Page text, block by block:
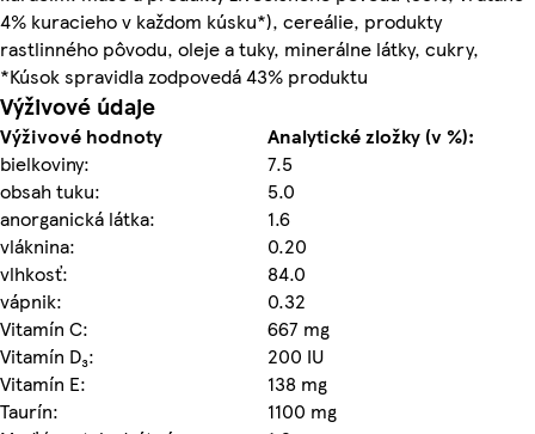
4% kuracieho v každom kúsku*), cereálie, produkty
rastlinného pôvodu, oleje a tuky, minerálne látky, cukry,
*Kúsok spravidla zodpovedá 43% produktu
Výživové údaje
Výživové hodnoty
Analytické zložky (v %):
bielkoviny:
7.5
obsah tuku:
5.0
anorganická látka:
1.6
vláknina:
0.20
vlhkosť:
84.0
vápnik:
0.32
Vitamín C:
667 mg
Vitamín D₃:
200 IU
Vitamín E:
138 mg
Taurín:
1100 mg